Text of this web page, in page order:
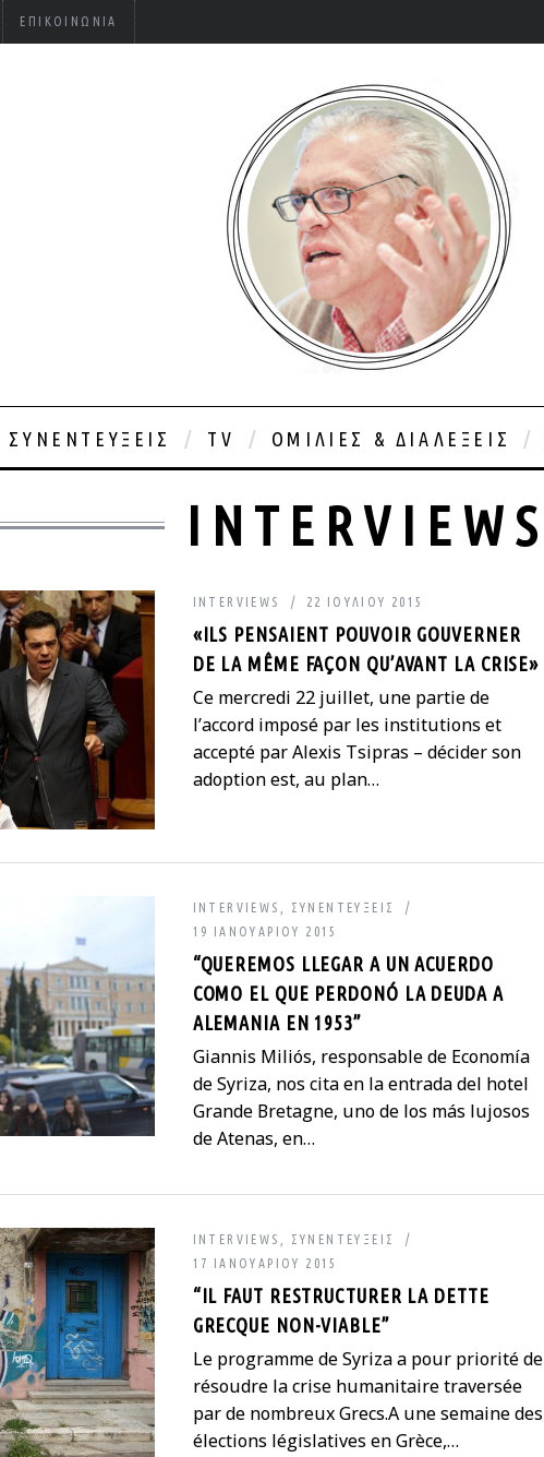
ΕΠΙΚΟΙΝΩΝΊΑ
ΣΥΝΕΝΤΕΎΞΕΙΣ TV ΟΜΙΛΊΕΣ & ΔΙΑΛΈΞΕΙΣ
INTERVIEWS
INTERVIEWS 22 ΙΟΥΛΊΟΥ 2015
«ILS PENSAIENT POUVOIR GOUVERNER
DE LA MÊME FAÇON QU’AVANT LA CRISE»
Ce mercredi 22 juillet, une partie de
l’accord imposé par les institutions et
accepté par Alexis Tsipras – décider son
adoption est, au plan…
INTERVIEWS
ΣΥΝΕΝΤΕΎΞΕΙΣ
19 ΙΑΝΟΥΑΡΊΟΥ 2015
“QUEREMOS LLEGAR A UN ACUERDO
COMO EL QUE PERDONÓ LA DEUDA A
ALEMANIA EN 1953”
Giannis Miliós, responsable de Economía
de Syriza, nos cita en la entrada del hotel
Grande Bretagne, uno de los más lujosos
de Atenas, en…
INTERVIEWS
ΣΥΝΕΝΤΕΎΞΕΙΣ
17 ΙΑΝΟΥΑΡΊΟΥ 2015
“IL FAUT RESTRUCTURER LA DETTE
GRECQUE NON-VIABLE”
Le programme de Syriza a pour priorité de
résoudre la crise humanitaire traversée
par de nombreux Grecs.A une se­maine des
élec­tions lé­gis­la­tives en Grèce,…